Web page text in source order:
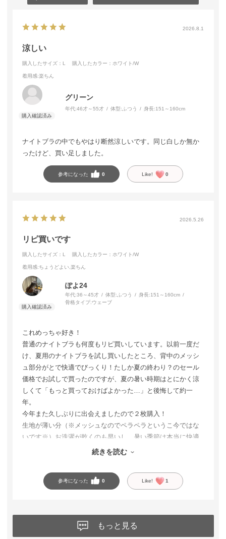
2026.8.1
涼しい
購入したサイズ：L 購入したカラー：ホワイト/W
着用感:楽ちん
グリーン
年代:46才～55才 体型: ふつう 身長:151～160cm
ナイトブラの中でもやはり断然涼しいです。同じ白しか無か
ったけど、買い足しました。
参考になった 0 Like! 0
2026.5.26
リピ買いです
購入したサイズ：L 購入したカラー：ホワイト/W
着用感:ちょうどよい,楽ちん
ぽよ24
年代:36～45才 体型: ふつう 身長:151～160cm
骨格タイプ:ウェーブ
これめっちゃ好き！
普通のナイトブラも何度もリピ買いしています。以前一度だ
け、夏用のナイトブラを試し買いしたところ、背中のメッシ
ュ部分がとで快適でびっくり！たしか夏の終わり？のセール
価格でお試しで買ったのですが、夏の暑い時期はとにかく涼
しくて「もっと買っておけばよかった…」と後悔して約一
年。
今年また久しぶりに出会えましたので２枚購入！
生地が薄い分（※メッシュなのでペラペラというこ今ではな
いです※）お洗濯が乾くのも早いし、暑い季節は本当に快適
続きを読む
参考になった 0 Like! 1
もっと見る